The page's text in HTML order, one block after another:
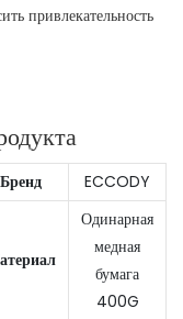
привлекательность
Бренд ECCODY
Одинарная
медная
бумага
400G